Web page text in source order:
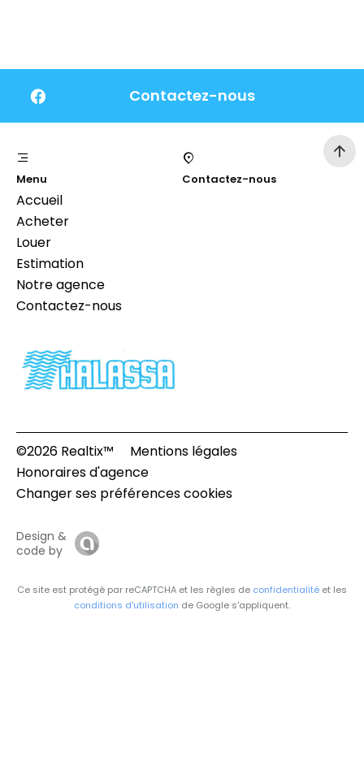
Contactez-nous
Menu
Accueil
Acheter
Louer
Estimation
Notre agence
Contactez-nous
Contactez-nous
©2026 Realtix™
Mentions légales
Honoraires d'agence
Changer ses préférences cookies
Design &
code by
Ce site est protégé par reCAPTCHA et les règles de confidentialité et les
conditions d'utilisation de Google s'appliquent.